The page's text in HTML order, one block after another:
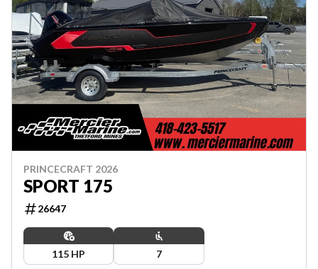
PRINCECRAFT 2026
SPORT 175
26647
115 HP 7